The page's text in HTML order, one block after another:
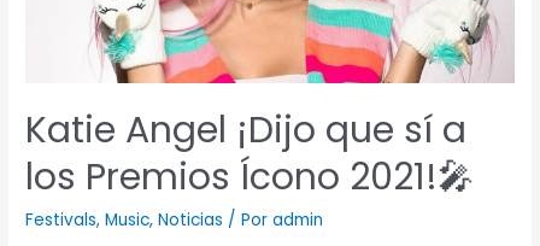
Katie Angel ¡Dijo que sí a
los Premios Ícono 2021!🎤
Festivals,Music,Noticias / Poradmin